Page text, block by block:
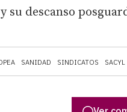
SANIDAD SINDICATOS SACYL
su descanso